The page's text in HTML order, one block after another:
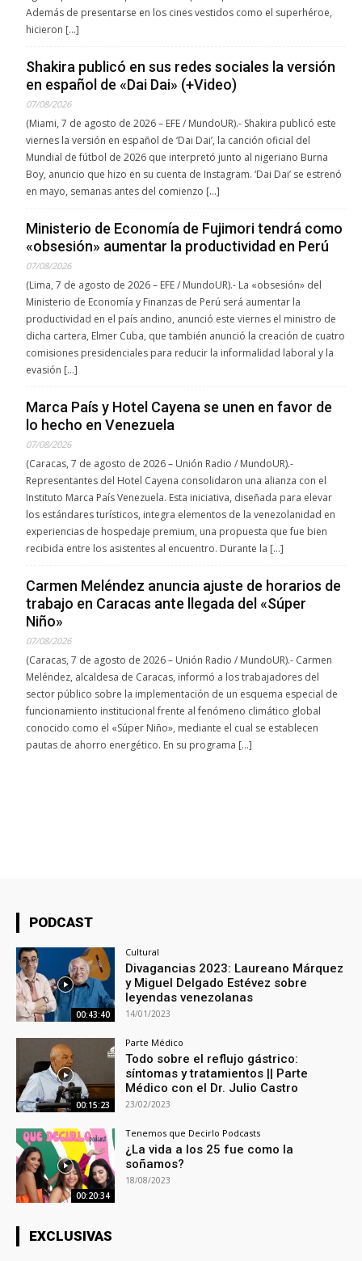
Además de presentarse en los cines vestidos como el superhéroe,
hicieron […]
Shakira publicó en sus redes sociales la versión
en español de «Dai Dai» (+Video)
07/08/2026
(Miami, 7 de agosto de 2026 – EFE / MundoUR).- Shakira publicó este
viernes la versión en español de ‘Dai Dai’, la canción oficial del
Mundial de fútbol de 2026 que interpretó junto al nigeriano Burna
Boy, anuncio que hizo en su cuenta de Instagram. ‘Dai Dai’ se estrenó
en mayo, semanas antes del comienzo […]
Ministerio de Economía de Fujimori tendrá como
«obsesión» aumentar la productividad en Perú
07/08/2026
(Lima, 7 de agosto de 2026 – EFE / MundoUR).- La «obsesión» del
Ministerio de Economía y Finanzas de Perú será aumentar la
productividad en el país andino, anunció este viernes el ministro de
dicha cartera, Elmer Cuba, que también anunció la creación de cuatro
comisiones presidenciales para reducir la informalidad laboral y la
evasión […]
Marca País y Hotel Cayena se unen en favor de
lo hecho en Venezuela
07/08/2026
(Caracas, 7 de agosto de 2026 – Unión Radio / MundoUR).-
Representantes del Hotel Cayena consolidaron una alianza con el
Instituto Marca País Venezuela. Esta iniciativa, diseñada para elevar
los estándares turísticos, integra elementos de la venezolanidad en
experiencias de hospedaje premium, una propuesta que fue bien
recibida entre los asistentes al encuentro. Durante la […]
Carmen Meléndez anuncia ajuste de horarios de
trabajo en Caracas ante llegada del «Súper
Niño»
07/08/2026
(Caracas, 7 de agosto de 2026 – Unión Radio / MundoUR).- Carmen
Meléndez, alcaldesa de Caracas, informó a los trabajadores del
sector público sobre la implementación de un esquema especial de
funcionamiento institucional frente al fenómeno climático global
conocido como el «Súper Niño», mediante el cual se establecen
pautas de ahorro energético. En su programa […]
PODCAST
00:43:40
Cultural
Divagancias 2023: Laureano Márquez
y Miguel Delgado Estévez sobre
leyendas venezolanas
14/01/2023
00:15:23
Parte Médico
Todo sobre el reflujo gástrico:
síntomas y tratamientos || Parte
Médico con el Dr. Julio Castro
23/02/2023
00:20:34
Tenemos que Decirlo Podcasts
¿La vida a los 25 fue como la
soñamos?
18/08/2023
EXCLUSIVAS